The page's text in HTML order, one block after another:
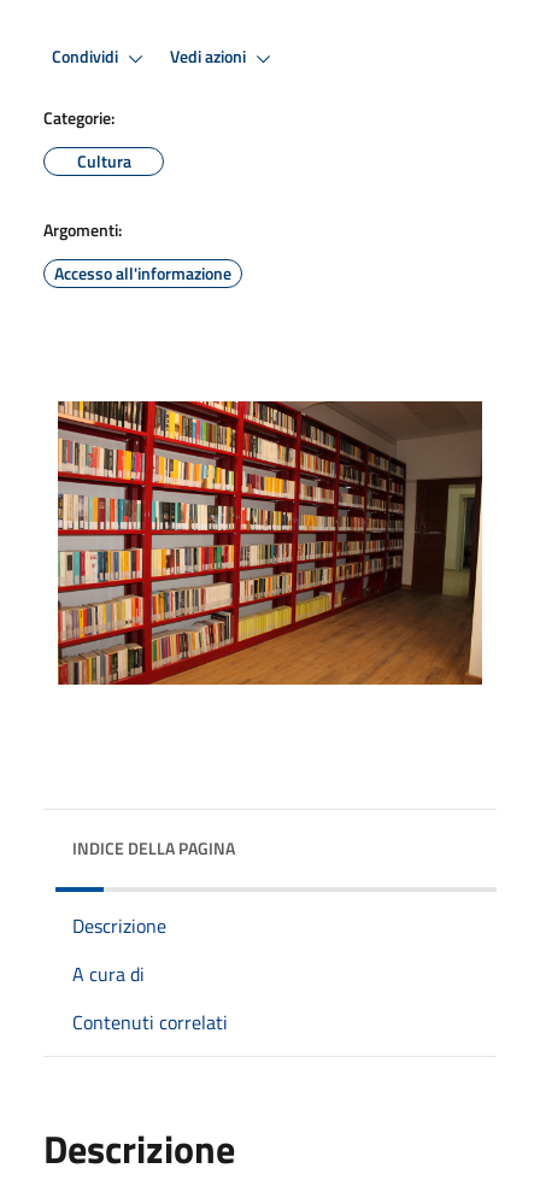
Condividi Vedi azioni
Categorie:
Cultura
Argomenti:
Accesso all'informazione
INDICE DELLA PAGINA
Descrizione
A cura di
Contenuti correlati
Descrizione